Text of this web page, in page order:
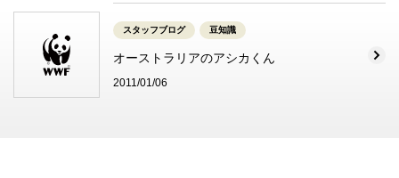
スタッフブログ 豆知識
オーストラリアのアシカくん
2011/01/06